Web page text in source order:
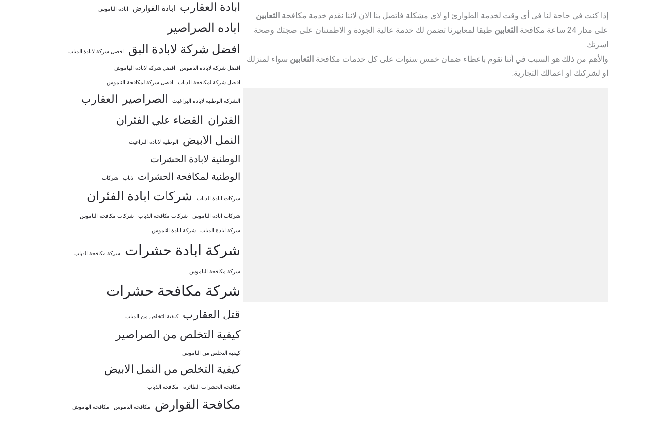
إذا كنت في حاجة لنا فى أي وقت لخدمة الطوارئ او لاى مشكلة فاتصل بنا الان لاننا نقدم خدمة مكافحة الثعابين
على مدار 24 ساعة مكافحة
الثعابين طبقا لمعاييرنا تضمن لك خدمة عالية الجودة و الاطمئنان على صجتك وصحة
اسرتك.
والأهم من ذلك هو السبب في أننا نقوم باعطاء ضمان خمس سنوات على كل خدمات مكافحة الثعابين سواء لمنزلك
او لشركتك او اعمالك التجارية.
ابادة العقارب ابادة القوارض ابادة الناموس
اباده الصراصير
افضل شركة لابادة البق
افضل شركة لابادة الذباب
افضل شركة لابادة الناموس افضل شركة لابادة الهاموش
افضل شركة لمكافحة الذباب افضل شركة لمكافحة الناموس
الشركة الوطنية لابادة البراغيث الصراصير
العقارب
الفئران القضاء علي الفئران
النمل الابيض
الوطنية لابادة البراغيث
الوطنية لابادة الحشرات
الوطنية لمكافحة الحشرات
ذباب شركات
شركات ابادة الذباب شركات ابادة الفئران
شركات ابادة الناموس شركات مكافحة الذباب شركات مكافحة الناموس
شركة ابادة الذباب شركة ابادة الناموس
شركة ابادة حشرات شركة مكافحة الذباب
شركة مكافحة الناموس
شركة مكافحة حشرات
قتل العقارب كيفية التخلص من الذباب
كيفية التخلص من الصراصير
كيفية التخلص من الناموس
كيفية التخلص من النمل الابيض
مكافحة الحشرات الطائرة مكافحة الذباب
مكافحة القوارض مكافحة الناموس مكافحة الهاموش